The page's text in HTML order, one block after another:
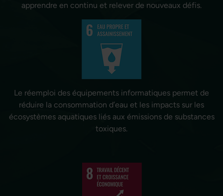
apprendre en continu et relever de nouveaux défis.
Le réemploi des équipements informatiques permet de
réduire la consommation d’eau et les impacts sur les
écosystèmes aquatiques liés aux émissions de substances
toxiques.